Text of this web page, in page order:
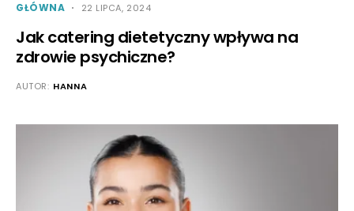
GŁÓWNA 22 LIPCA, 2024
Jak catering dietetyczny wpływa na
zdrowie psychiczne?
AUTOR: HANNA